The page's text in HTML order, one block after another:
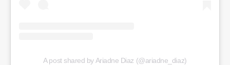
A post shared by Ariadne Diaz (@ariadne_diaz)